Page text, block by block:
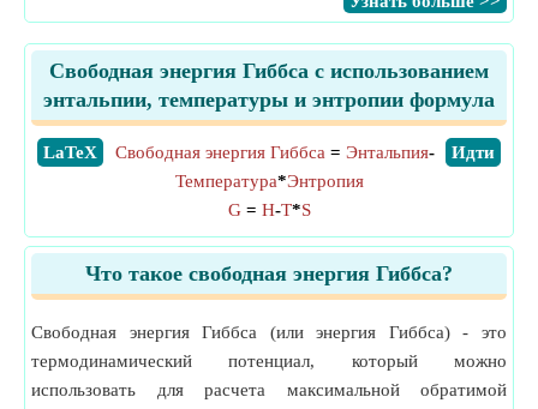
Свободная энергия Гиббса с использованием
энтальпии, температуры и энтропии формула
​LaTeX ​Идти
Свободная энергия Гиббса = Энтальпия-
Температура*Энтропия
G= H-T*S
Что такое свободная энергия Гиббса?
Свободная энергия Гиббса (или энергия Гиббса) - это
термодинамический потенциал, который можно
использовать для расчета максимальной обратимой